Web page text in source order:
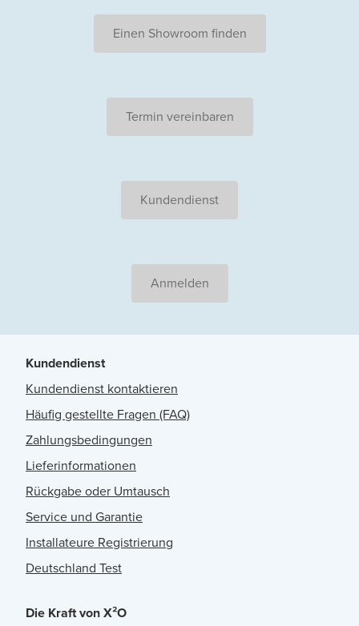
Einen Showroom finden
Termin vereinbaren
Kundendienst
Anmelden
Kundendienst
Kundendienst kontaktieren
Häufig gestellte Fragen (FAQ)
Zahlungsbedingungen
Lieferinformationen
Rückgabe oder Umtausch
Service und Garantie
Installateure Registrierung
Deutschland Test
Die Kraft von X²O